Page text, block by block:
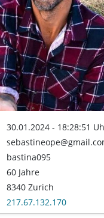
30.01.2024 - 18:28:51
bastina095
60 Jahre
8340 Zurich
217.67.132.170